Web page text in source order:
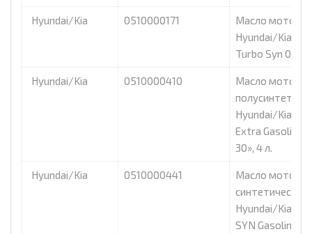
Hyundai/Kia 0510000171
Масло
Hyundai/Kia
Turbo Syn
Hyundai/Kia 0510000410
Масло
Hyundai/Kia
Extra Gasoline
30», 4 л.
Hyundai/Kia 0510000441
Масло
синтетическое
Hyundai/Kia
SYN Gasoline